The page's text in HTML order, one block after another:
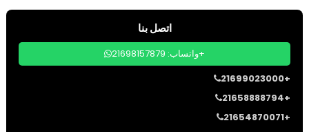
اتصل بنا
واتساب: 21698157879+
21699023000+
21658888794+
21654870071+